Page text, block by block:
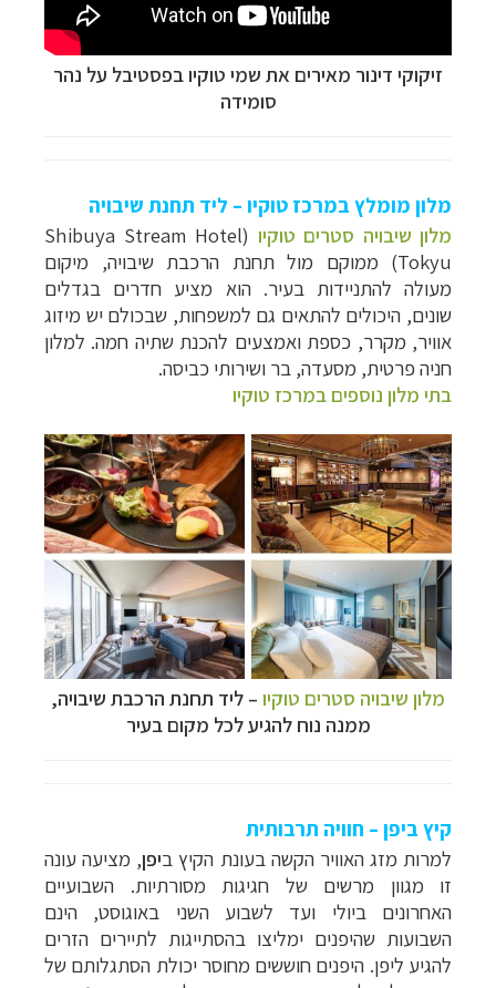
זיקוקי דינור מאירים את שמי טוקיו בפסטיבל על נהר
סומידה
מלון מומלץ במרכז טוקיו – ליד תחנת שיבויה
מלון שיבויה סטרים טוקיו
(Shibuya Stream Hotel
Tokyu) ממוקם מול תחנת הרכבת שיבויה, מיקום
מעולה להתניידות בעיר. הוא מציע חדרים בגדלים
שונים, היכולים להתאים גם למשפחות, שבכולם יש מיזוג
אוויר, מקרר, כספת ואמצעים להכנת שתיה חמה. למלון
חניה פרטית, מסעדה, בר ושירותי כביסה.
בתי מלון נוספים במרכז טוקיו
מלון שיבויה סטרים טוקיו – ליד תחנת הרכבת שיבויה,
ממנה נוח להגיע לכל מקום בעיר
קיץ ביפן – חוויה תרבותית
למרות מזג האוויר הקשה בעונת הקיץ ביפן, מציעה עונה
זו מגוון מרשים של חגיגות מסורתיות. השבועיים
האחרונים ביולי ועד לשבוע השני באוגוסט, הינם
השבועות שהיפנים ימליצו בהסתייגות לתיירים הזרים
להגיע ליפן. היפנים חוששים מחוסר יכולת הסתגלותם של